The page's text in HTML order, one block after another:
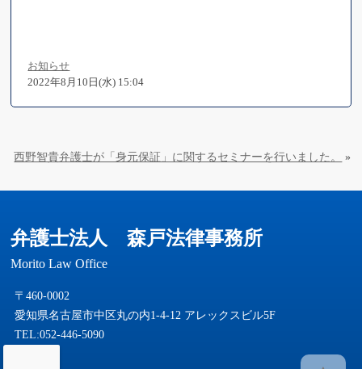
お知らせ
2022年8月10日(水) 15:04
西野智貴弁護士が「身元保証」に関するセミナーを行いました。 »
弁護士法人 森戸法律事務所
Morito Law Office
〒460-0002
愛知県名古屋市中区丸の内1-4-12 アレックスビル5F
TEL:052-446-5090